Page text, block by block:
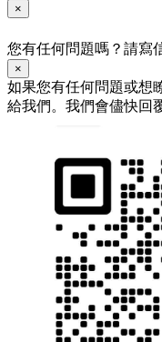
×
您有任何問題嗎？請寫
×
如果您有任何問題或想
給我們。我們會儘快回